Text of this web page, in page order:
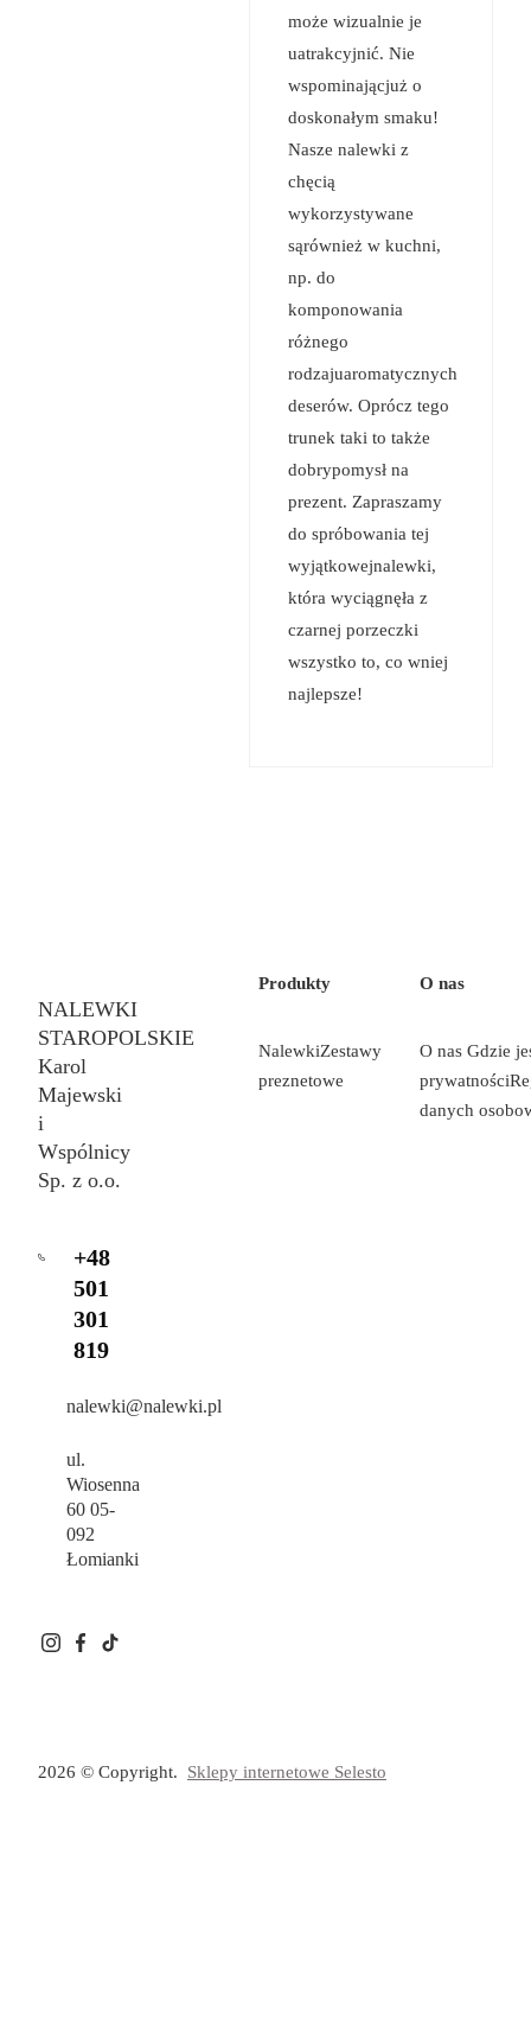
może wizualnie je
uatrakcyjnić. Nie
wspominającjuż o
doskonałym smaku!
Nasze nalewki z
chęcią
wykorzystywane
sąrównież w kuchni,
np. do
komponowania
różnego
rodzajuaromatycznych
deserów. Oprócz tego
trunek taki to także
dobrypomysł na
prezent. Zapraszamy
do spróbowania tej
wyjątkowejnalewki,
która wyciągnęła z
czarnej porzeczki
wszystko to, co wniej
najlepsze!
NALEWKI
STAROPOLSKIE
Karol
Majewski
i
Wspólnicy
Sp. z o.o.
+48
501
301
819
nalewki@nalewki.pl
ul.
Wiosenna
60 05-
092
Łomianki
Produkty
NalewkiZestawy
preznetowe
O nas
O nas Gdzie
prywatności
danych
2026 © Copyright. Sklepy internetowe Selesto